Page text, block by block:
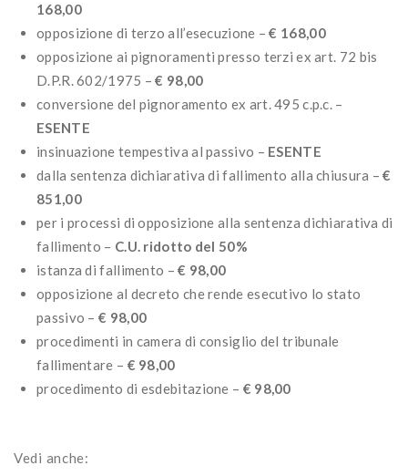
168,00
opposizione di terzo all’esecuzione –€ 168,00
opposizione ai pignoramenti presso terzi ex art. 72 bis
D.P.R. 602/1975 –€ 98,00
conversione del pignoramento ex art. 495 c.p.c. –
ESENTE
insinuazione tempestiva al passivo – ESENTE
dalla sentenza dichiarativa di fallimento alla chiusura –€
851,00
per i processi di opposizione alla sentenza dichiarativa di
fallimento – C.U. ridotto del 50%
istanza di fallimento –€ 98,00
opposizione al decreto che rende esecutivo lo stato
passivo – € 98,00
procedimenti in camera di consiglio del tribunale
fallimentare – € 98,00
procedimento di esdebitazione – € 98,00
Vedi anche: